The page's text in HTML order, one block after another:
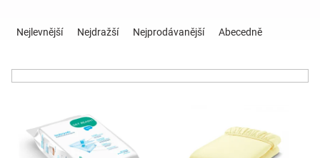
Hračky
Nejlevnější Nejdražší Nejprodávanější Abecedně